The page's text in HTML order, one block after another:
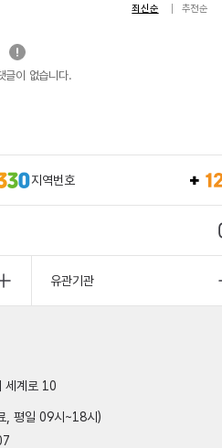
최신순 추천순
글이 없습니다.
지역번호
유관기관
세계로 10
평일 09시~18시)